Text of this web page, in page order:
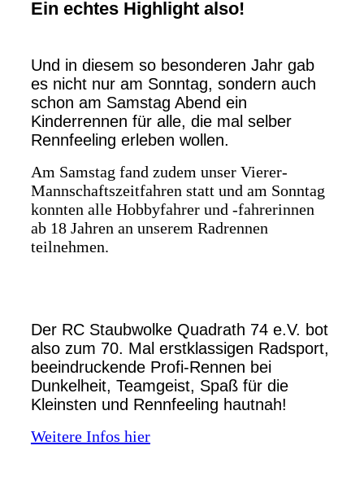
Ein echtes Highlight also!
Und in diesem so besonderen Jahr gab
es nicht nur am Sonntag, sondern auch
schon am Samstag Abend ein
Kinderrennen für alle, die mal selber
Rennfeeling erleben wollen.
Am Samstag fand zudem unser Vierer-
Mannschaftszeitfahren statt und am Sonntag
konnten alle Hobbyfahrer und -fahrerinnen
ab 18 Jahren an unserem Radrennen
teilnehmen.
Der RC Staubwolke Quadrath 74 e.V. bot
also zum 70. Mal erstklassigen Radsport,
beeindruckende Profi-Rennen bei
Dunkelheit, Teamgeist, Spaß für die
Kleinsten und Rennfeeling hautnah!
Weitere Infos hier